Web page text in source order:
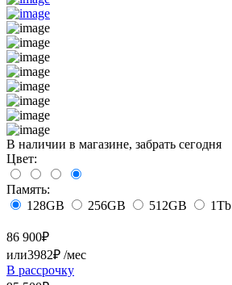
В наличии в магазине, забрать сегодня
Цвет:
Память:
128GB
256GB 512GB 1Tb
86 900₽
или3982₽ /мес
В рассрочку